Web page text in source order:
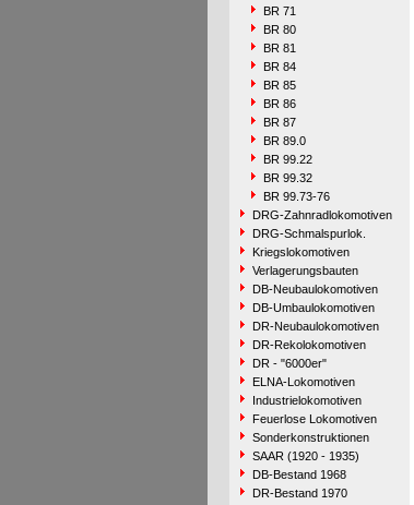
BR 71
BR 80
BR 81
BR 84
BR 85
BR 86
BR 87
BR 89.0
BR 99.22
BR 99.32
BR 99.73-76
DRG-Zahnradlokomotiven
DRG-Schmalspurlok.
Kriegslokomotiven
Verlagerungsbauten
DB-Neubaulokomotiven
DB-Umbaulokomotiven
DR-Neubaulokomotiven
DR-Rekolokomotiven
DR - "6000er"
ELNA-Lokomotiven
Industrielokomotiven
Feuerlose Lokomotiven
Sonderkonstruktionen
SAAR (1920 - 1935)
DB-Bestand 1968
DR-Bestand 1970